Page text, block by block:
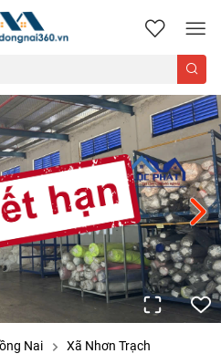
nhadatdongnai360.vn
Nai Xã Nhơn Trạch